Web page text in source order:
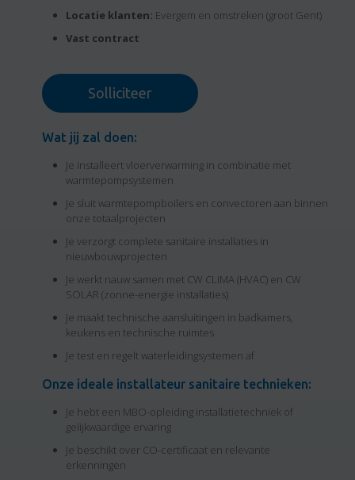
Locatie klanten: Evergem en omstreken (groot Gent)
Vast contract
Solliciteer
Wat jij zal doen:
Je installeert vloerverwarming in combinatie met
warmtepompsystemen
Je sluit warmtepompboilers en convectoren aan binnen
onze totaalprojecten
Je verzorgt complete sanitaire installaties in
nieuwbouwprojecten
Je werkt nauw samen met CW CLIMA (HVAC) en CW
SOLAR (zonne-energie installaties)
Je maakt technische aansluitingen in badkamers,
keukens en technische ruimtes
Je test en regelt waterleidingsystemen af
Onze ideale installateur sanitaire technieken:
Je hebt een MBO-opleiding installatietechniek of
gelijkwaardige ervaring
Je beschikt over CO-certificaat en relevante
erkenningen